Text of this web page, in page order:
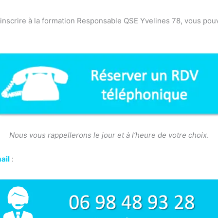
à la formation Responsable QSE Yvelines 78, vous
Nous vous rappellerons le jour et à l’heure de votre choix.
: